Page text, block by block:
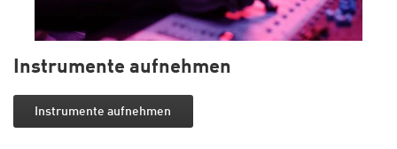
Instrumente aufnehmen
Instrumente aufnehmen